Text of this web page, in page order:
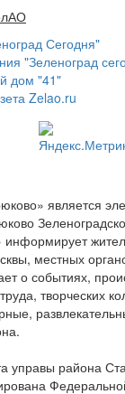
Сегодня"
"Зеленоград
дом "41"
Zelao.ru
является
местных
о событиях,
творческих
управы района